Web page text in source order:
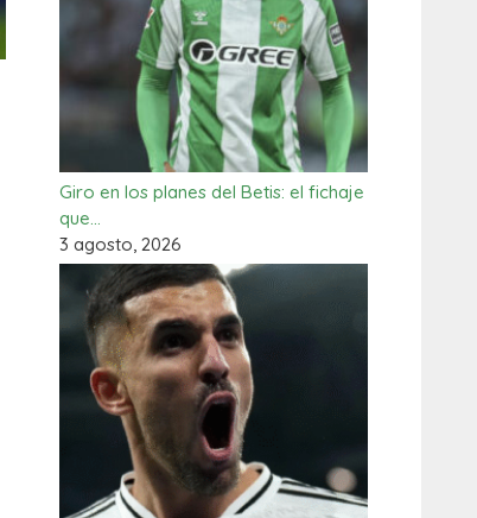
Giro en los planes del Betis: el fichaje
que…
3 agosto, 2026